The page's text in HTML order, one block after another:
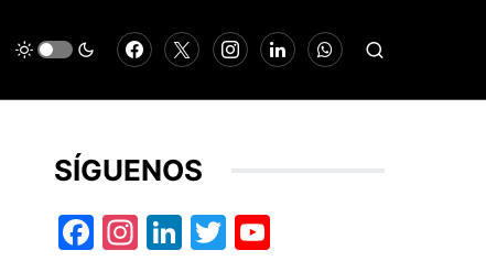
SÍGUENOS
Facebook
Instagram
LinkedIn
Twitter